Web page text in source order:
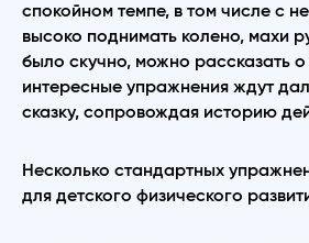
спокойном темпе, в том числе с
высоко поднимать колено, махи
было скучно, можно рассказать о
интересные упражнения ждут
сказку, сопровождая историю
Несколько стандартных
для детского физического